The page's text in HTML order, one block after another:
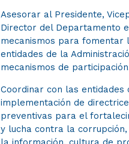
Asesorar al Presidente,
Director del Departamento
mecanismos para fomentar
entidades de la
mecanismos de
Coordinar con las
implementación de
preventivas para el
y lucha contra la